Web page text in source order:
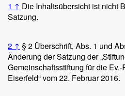
1 ↑ Die Inhaltsübersicht ist nicht
Satzung.
2 ↑ § 2 Überschrift, Abs. 1 und
Änderung der Satzung der
Gemeinschaftsstiftung für die
Eiserfeld“ vom 22. Februar 2016.